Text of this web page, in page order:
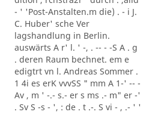
- ' 'Post-Anstalten.m die) . - i J.
C. Huber' sche Ver
lagshandlung in Berlin.
auswärts A r' l. ' -, . -- - -S A . g
. deren Raum bechnet. em e
edigtrt vn l. Andreas Sommer .
1 4i es erK vvvSS " mm A 1-' -- -
Av , m ' -.- s.- er s ms .- m" er -'
. Sv S -s - ', : de . t .-. S vi - , .- ' '